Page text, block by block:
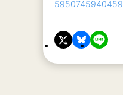
5950745940459